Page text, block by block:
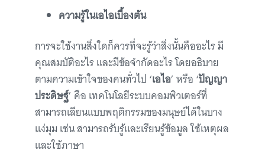
ความรู้ในเอไอเบื้องต้น
การจะใช้งานสิ่งใดก็ควรที่จะรู้ว่าสิ่งนั้นคืออะไร มี
คุณสมบัติอะไร และมีข้อจำกัดอะไร โดยอธิบาย
ตามความเข้าใจของคนทั่วไป ‘เอไอ’ หรือ ‘ปัญญา
ประดิษฐ์’ คือ เทคโนโลยีระบบคอมพิวเตอร์ที่
สามารถเลียนแบบพฤติกรรมของมนุษย์ได้ในบาง
แง่มุม เช่น สามารถรับรู้และเรียนรู้ข้อมูล ใช้เหตุผล
และใช้ภาษา